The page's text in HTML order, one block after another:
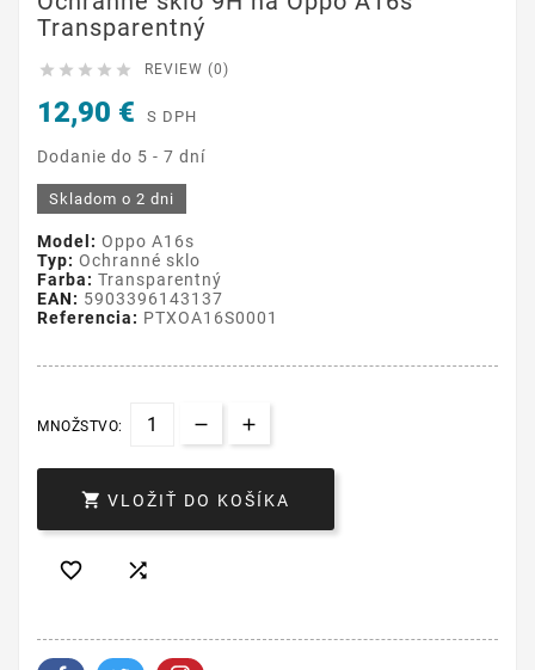
Transparentný
     REVIEW (0)
12,90 € S DPH
Dodanie do 5 - 7 dní
Skladom o 2 dni
Model: Oppo A16s
Typ: Ochranné sklo
Farba: Transparentný
EAN: 5903396143137
Referencia: PTXOA16S0001
MNOŽSTVO:
 VLOŽIŤ DO KOŠÍKA
 